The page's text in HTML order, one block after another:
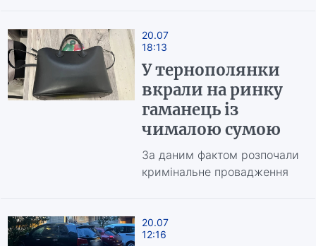
20.07
18:13
У тернополянки
вкрали на ринку
гаманець із
чималою сумою
За даним фактом розпочали
кримінальне провадження
20.07
12:16